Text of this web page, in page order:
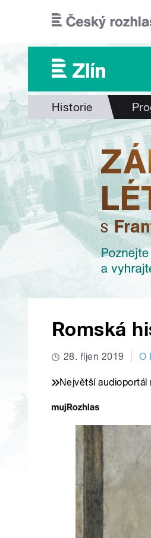
Historie
Romská
28. říjen 2019 O
Největší